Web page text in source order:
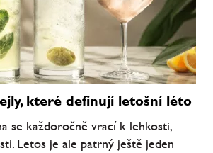
které definují letošní léto
se každoročně vrací k lehkosti,
Letos je ale patrný ještě jeden